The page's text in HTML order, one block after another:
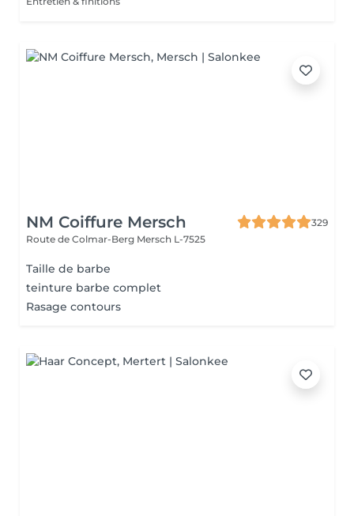
NM Coiffure Mersch
329
Route de Colmar-Berg Mersch L-7525
Taille de barbe
teinture barbe complet
Rasage contours